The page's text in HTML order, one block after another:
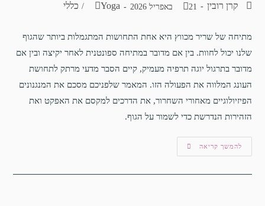
קרן רובין 21 באפריל 2026 Yoga
/ כללי
מתיחה של שריר מכווץ היא אחת התחושות המתגמלות ביותר שהגוף
שלנו יכול לחוות. בין אם מדובר במתיחה ספונטנית לאחר יקיצה ובין אם
מדובר בתרגול יוגה תרפיה מעמיק, קיים הסבר מדעי מרתק לתחושת
העונג המלווה את הפעולה הזו. המאמר שלפניכם מסכם את המנגנונים
הפיזיולוגיים מאחורי השחרור, את הדרכים למקסם את האפקט ואת
הזהירות הנדרשת כדי לשמור על הגוף.
להמשך קריאה